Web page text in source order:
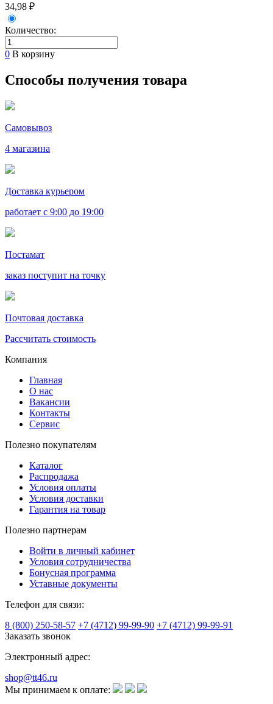
34,98 ₽
Количество:
0 В корзину
Способы получения товара
Самовывоз
4 магазина
Доставка курьером
работает с 9:00 до 19:00
Постамат
заказ поступит на точку
Почтовая доставка
Рассчитать стоимость
Компания
Главная
О нас
Вакансии
Контакты
Сервис
Полезно покупателям
Каталог
Распродажа
Условия оплаты
Условия доставки
Гарантия на товар
Полезно партнерам
Войти в личный кабинет
Условия сотрудничества
Бонусная программа
Уставные документы
Телефон для связи:
8 (800) 250-58-57 +7 (4712) 99-99-90 +7 (4712) 99-99-91
Заказать звонок
Электронный адрес:
shop@tt46.ru
Мы принимаем к оплате: